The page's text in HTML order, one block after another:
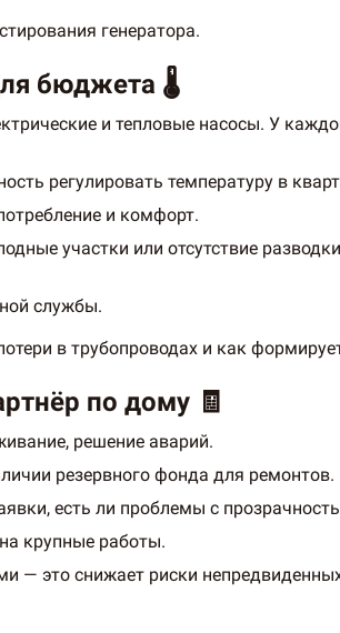
генератора.
бюджета 🌡️
и тепловые насосы. У
регулировать температуру в
и комфорт.
участки или отсутствие
службы.
в трубопроводах и как
по дому 🧾
решение аварий.
резервного фонда для ремонтов.
есть ли проблемы с
крупные работы.
— это снижает риски